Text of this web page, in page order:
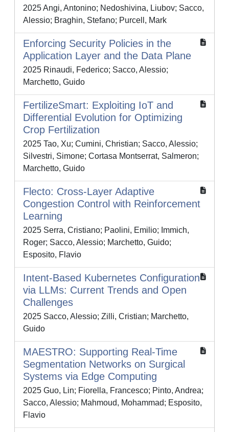
2025 Angi, Antonino; Nedoshivina, Liubov; Sacco,
Alessio; Braghin, Stefano; Purcell, Mark
Enforcing Security Policies in the
Application Layer and the Data Plane
2025 Rinaudi, Federico; Sacco, Alessio;
Marchetto, Guido
FertilizeSmart: Exploiting IoT and
Differential Evolution for Optimizing
Crop Fertilization
2025 Tao, Xu; Cumini, Christian; Sacco, Alessio;
Silvestri, Simone; Cortasa Montserrat, Salmeron;
Marchetto, Guido
Flecto: Cross-Layer Adaptive
Congestion Control with Reinforcement
Learning
2025 Serra, Cristiano; Paolini, Emilio; Immich,
Roger; Sacco, Alessio; Marchetto, Guido;
Esposito, Flavio
Intent-Based Kubernetes Configuration
via LLMs: Current Trends and Open
Challenges
2025 Sacco, Alessio; Zilli, Cristian; Marchetto,
Guido
MAESTRO: Supporting Real-Time
Segmentation Networks on Surgical
Systems via Edge Computing
2025 Guo, Lin; Fiorella, Francesco; Pinto, Andrea;
Sacco, Alessio; Mahmoud, Mohammad; Esposito,
Flavio